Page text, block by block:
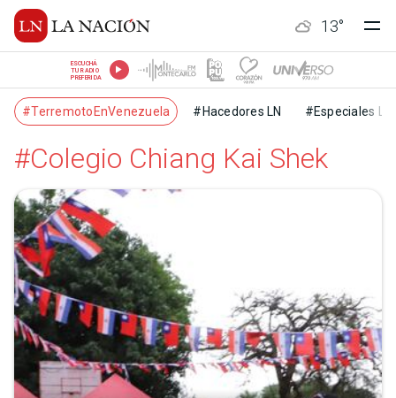
13°
ESCUCHÁ
TU RADIO
PREFERIDA
#TerremotoEnVenezuela #Hacedores LN #Especiales LN
#Colegio Chiang Kai Shek